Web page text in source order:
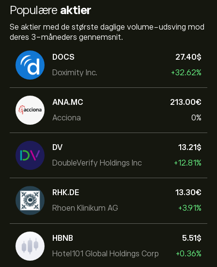
Populære aktier
Se aktier med de største daglige volume-udsving mod
deres 3-måneders gennemsnit.
DOCS
Doximity Inc.
27.40‎$‎
+32.62%
ANA.MC
Acciona
213.00‎€‎
0%
DV
DoubleVerify Holdings Inc
13.21‎$‎
+12.81%
RHK.DE
Rhoen Klinikum AG
13.30‎€‎
+3.91%
HBNB
Hotel101 Global Holdings Corp
5.51‎$‎
+0.36%